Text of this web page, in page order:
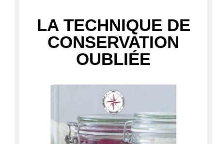
LA TECHNIQUE DE
CONSERVATION
OUBLIÉE